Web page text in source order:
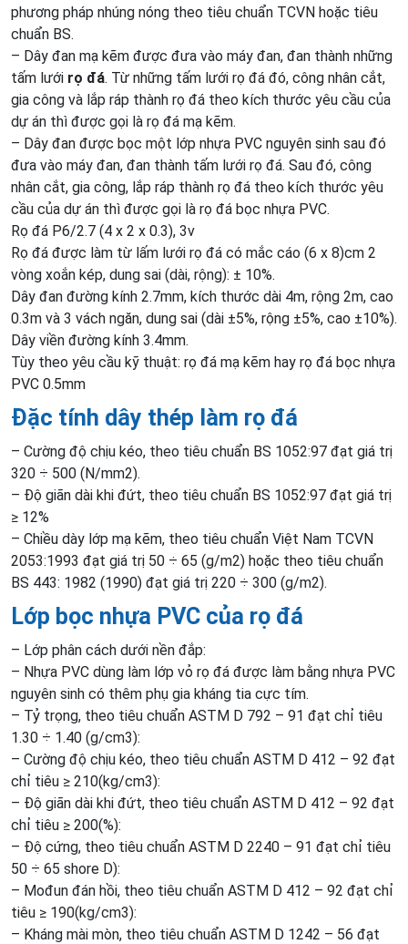
phương pháp nhúng nóng theo tiêu chuẩn TCVN hoặc tiêu
chuẩn BS.
– Dây đan mạ kẽm được đưa vào máy đan, đan thành những
tấm lưới rọ đá. Từ những tấm lưới rọ đá đó, công nhân cắt,
gia công và lắp ráp thành rọ đá theo kích thước yêu cầu của
dự án thì được gọi là rọ đá mạ kẽm.
– Dây đan được bọc một lớp nhựa PVC nguyên sinh sau đó
đưa vào máy đan, đan thành tấm lưới rọ đá. Sau đó, công
nhân cắt, gia công, lắp ráp thành rọ đá theo kích thước yêu
cầu của dự án thì được gọi là rọ đá bọc nhựa PVC.
Rọ đá P6/2.7 (4 x 2 x 0.3), 3v
Rọ đá được làm từ lấm lưới rọ đá có mắc cáo (6 x 8)cm 2
vòng xoắn kép, dung sai (dài, rộng): ± 10%.
Dây đan đường kính 2.7mm, kích thước dài 4m, rộng 2m, cao
0.3m và 3 vách ngăn, dung sai (dài ±5%, rộng ±5%, cao ±10%).
Dây viền đường kính 3.4mm.
Tùy theo yêu cầu kỹ thuật: rọ đá mạ kẽm hay rọ đá bọc nhựa
PVC 0.5mm
Đặc tính dây thép làm rọ đá
– Cường độ chịu kéo, theo tiêu chuẩn BS 1052:97 đạt giá trị
320 ÷ 500 (N/mm2).
– Độ giãn dài khi đứt, theo tiêu chuẩn BS 1052:97 đạt giá trị
≥ 12%
– Chiều dày lớp mạ kẽm, theo tiêu chuẩn Việt Nam TCVN
2053:1993 đạt giá trị 50 ÷ 65 (g/m2) hoặc theo tiêu chuẩn
BS 443: 1982 (1990) đạt giá trị 220 ÷ 300 (g/m2).
Lớp bọc nhựa PVC của rọ đá
– Lớp phân cách dưới nền đắp:
– Nhựa PVC dùng làm lớp vỏ rọ đá được làm bằng nhựa PVC
nguyên sinh có thêm phụ gia kháng tia cực tím.
– Tỷ trọng, theo tiêu chuẩn ASTM D 792 – 91 đạt chỉ tiêu
1.30 ÷ 1.40 (g/cm3):
– Cường độ chịu kéo, theo tiêu chuẩn ASTM D 412 – 92 đạt
chỉ tiêu ≥ 210(kg/cm3):
– Độ giãn dài khi đứt, theo tiêu chuẩn ASTM D 412 – 92 đạt
chỉ tiêu ≥ 200(%):
– Độ cứng, theo tiêu chuẩn ASTM D 2240 – 91 đạt chỉ tiêu
50 ÷ 65 shore D):
– Mođun đán hồi, theo tiêu chuẩn ASTM D 412 – 92 đạt chỉ
tiêu ≥ 190(kg/cm3):
– Kháng mài mòn, theo tiêu chuẩn ASTM D 1242 – 56 đạt